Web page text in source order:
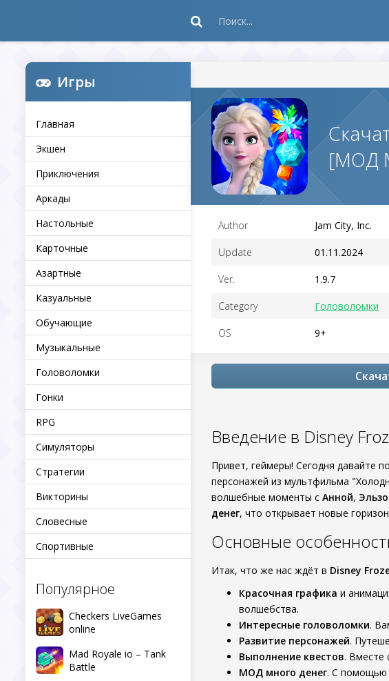
Игры
Главная
Экшен
Приключения
Аркады
Настольные
Карточные
Азартные
Казуальные
Обучающие
Музыкальные
Головоломки
Гонки
RPG
Симуляторы
Стратегии
Викторины
Словесные
Спортивные
Популярное
Checkers LiveGames
online
Mad Royale io – Tank
Battle
[МОД
Author Jam City, Inc.
Update 01.11.2024
Ver. 1.9.7
Category Головоломки
OS 9+
Введение в Disney
Привет, геймеры! Сегодня давайте
персонажей из мультфильма
волшебные моменты с Анной,
денег, что открывает новые
Основные
Итак, что же нас ждёт в Disney
Красочная графика и
волшебства.
Интересные головоломки.
Развитие персонажей.
Выполнение квестов. Вместе
МОД много денег. С помощью